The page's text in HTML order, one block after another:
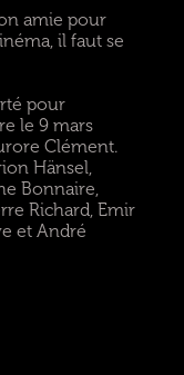
amie pour
il faut se
pour
le 9 mars
Clément.
Hänsel,
Bonnaire,
Richard, Emir
et André